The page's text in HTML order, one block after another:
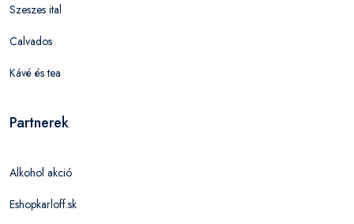
Szeszes ital
Calvados
Kávé és tea
Partnerek
Alkohol akció
Eshopkarloff.sk